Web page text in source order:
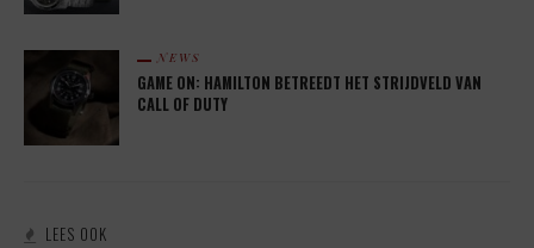
NEWS
GAME ON: HAMILTON BETREEDT HET STRIJDVELD VAN
CALL OF DUTY
LEES OOK